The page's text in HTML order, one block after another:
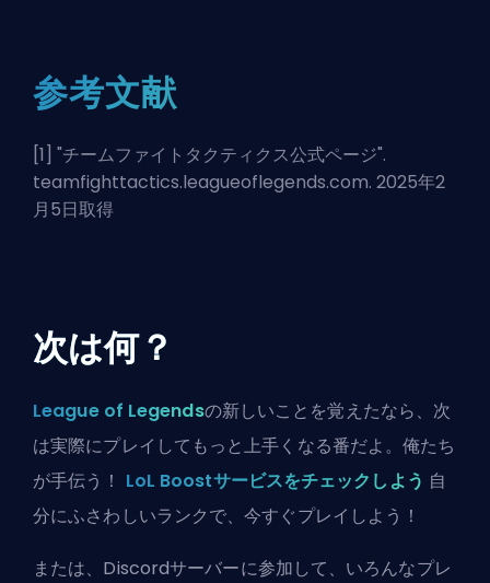
参考文献
[1] "チームファイトタクティクス公式ページ".
teamfighttactics.leagueoflegends.com. 2025年2
月5日取得
次は何？
League of Legendsの新しいことを覚えたなら、次
は実際にプレイしてもっと上手くなる番だよ。俺たち
が手伝う！ LoL Boostサービスをチェックしよう 自
分にふさわしいランクで、今すぐプレイしよう！
または、 Discordサーバーに参加して、いろんなプレ